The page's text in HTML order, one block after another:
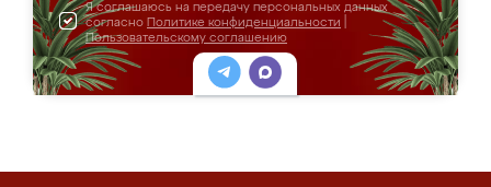
Я соглашаюсь на передачу персональных данных
согласно Политике конфиденциальности
Пользовательскому соглашению